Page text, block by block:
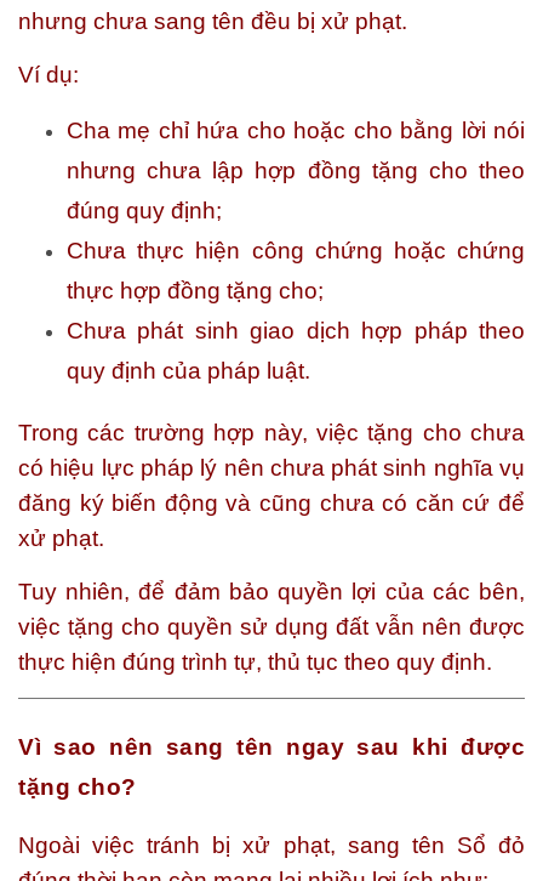
nhưng chưa sang tên đều bị xử phạt.
Ví dụ:
Cha mẹ chỉ hứa cho hoặc cho bằng lời nói
nhưng chưa lập hợp đồng tặng cho theo
đúng quy định;
Chưa thực hiện công chứng hoặc chứng
thực hợp đồng tặng cho;
Chưa phát sinh giao dịch hợp pháp theo
quy định của pháp luật.
Trong các trường hợp này, việc tặng cho chưa
có hiệu lực pháp lý nên chưa phát sinh nghĩa vụ
đăng ký biến động và cũng chưa có căn cứ để
xử phạt.
Tuy nhiên, để đảm bảo quyền lợi của các bên,
việc tặng cho quyền sử dụng đất vẫn nên được
thực hiện đúng trình tự, thủ tục theo quy định.
Vì sao nên sang tên ngay sau khi được
tặng cho?
Ngoài việc tránh bị xử phạt, sang tên Sổ đỏ